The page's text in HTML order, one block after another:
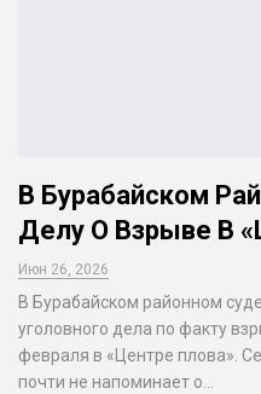
В Бурабайском
Делу О Взрыве В
Июн 26, 2026
В Бурабайском районном
уголовного дела по факту
февраля в «Центре плова».
почти не напоминает о…